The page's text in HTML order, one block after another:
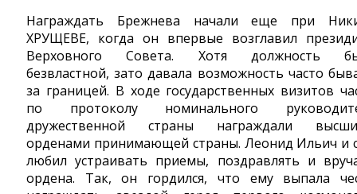
Награждать Брежнева начали еще при
ХРУЩЕВЕ, когда он впервые возглавил
Верховного Совета. Хотя должность
безвластной, зато давала возможность часто
за границей. В ходе гоcударственных визитов
по протоколу номинального
дружественной страны награждали
орденами принимающей страны. Леонид Ильич и
любил устраивать приемы, поздравлять и
ордена. Так, он гордился, что ему выпала